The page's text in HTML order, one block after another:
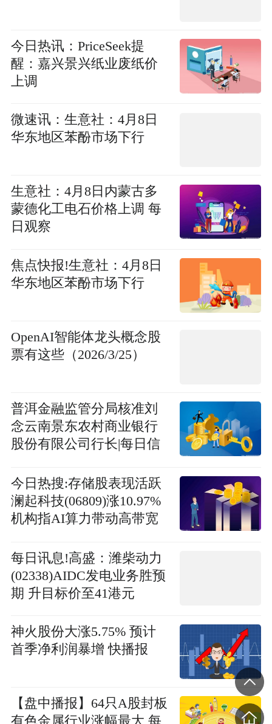
今日热讯：PriceSeek提
醒：嘉兴景兴纸业废纸价
上调
微速讯：生意社：4月8日
华东地区苯酚市场下行
生意社：4月8日内蒙古多
蒙德化工电石价格上调 每
日观察
焦点快报!生意社：4月8日
华东地区苯酚市场下行
OpenAI智能体龙头概念股
票有这些（2026/3/25）
普洱金融监管分局核准刘
念云南景东农村商业银行
股份有限公司行长|每日信
今日热搜:存储股表现活跃
澜起科技(06809)涨10.97%
机构指AI算力带动高带宽
每日讯息!高盛：潍柴动力
(02338)AIDC发电业务胜预
期 升目标价至41港元
神火股份大涨5.75% 预计
首季净利润暴增 快播报
【盘中播报】64只A股封板
有色金属行业涨幅最大 每